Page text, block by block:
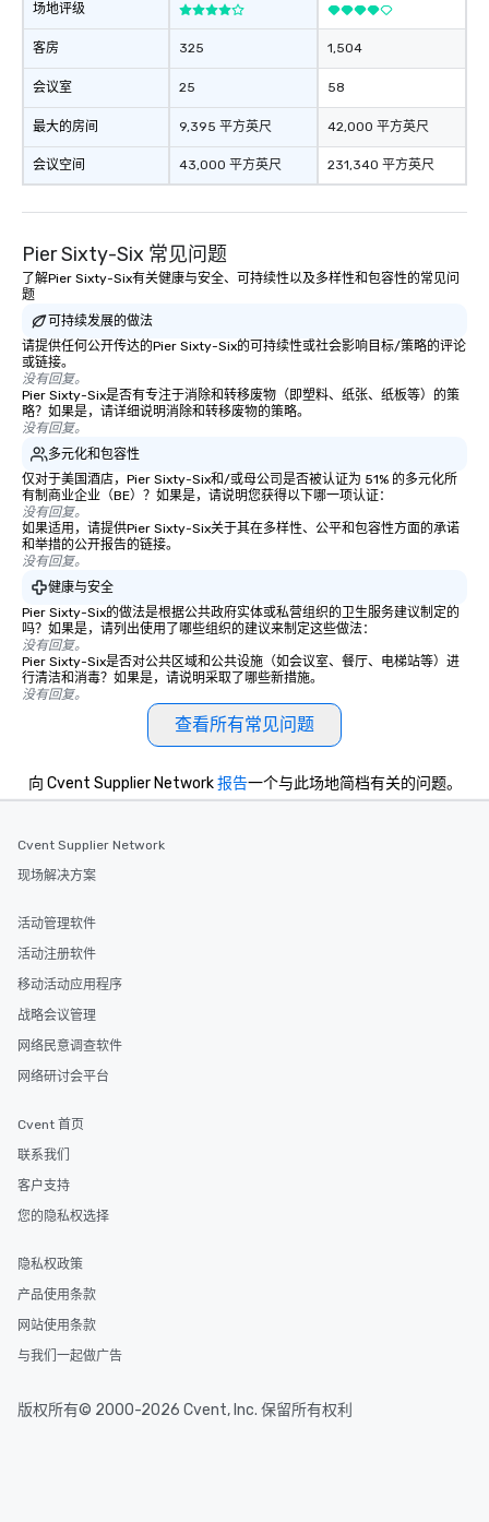
场地评级
客房
会议室
最大的房间
会议空间
325
25
9,395 平方英尺
43,000 平方英尺
1,504
58
42,000 平方英尺
231,340 平方英尺
Pier Sixty-Six 常见问题
了解Pier Sixty-Six有关健康与安全、可持续性以及多样性和包容性的常见问
题
可持续发展的做法
请提供任何公开传达的Pier Sixty-Six的可持续性或社会影响目标/策略的评论
或链接。
没有回复。
Pier Sixty-Six是否有专注于消除和转移废物（即塑料、纸张、纸板等）的策
略？如果是，请详细说明消除和转移废物的策略。
没有回复。
多元化和包容性
仅对于美国酒店，Pier Sixty-Six和/或母公司是否被认证为 51% 的多元化所
有制商业企业（BE）？如果是，请说明您获得以下哪一项认证：
没有回复。
如果适用，请提供Pier Sixty-Six关于其在多样性、公平和包容性方面的承诺
和举措的公开报告的链接。
没有回复。
健康与安全
Pier Sixty-Six的做法是根据公共政府实体或私营组织的卫生服务建议制定的
吗？如果是，请列出使用了哪些组织的建议来制定这些做法：
没有回复。
Pier Sixty-Six是否对公共区域和公共设施（如会议室、餐厅、电梯站等）进
行清洁和消毒？如果是，请说明采取了哪些新措施。
没有回复。
查看所有常见问题
向 Cvent Supplier Network报告一个与此场地简档有关的问题。
Cvent Supplier Network
现场解决方案
活动管理软件
活动注册软件
移动活动应用程序
战略会议管理
网络民意调查软件
网络研讨会平台
Cvent 首页
联系我们
客户支持
您的隐私权选择
隐私权政策
产品使用条款
网站使用条款
与我们一起做广告
版权所有© 2000-2026 Cvent, Inc. 保留所有权利